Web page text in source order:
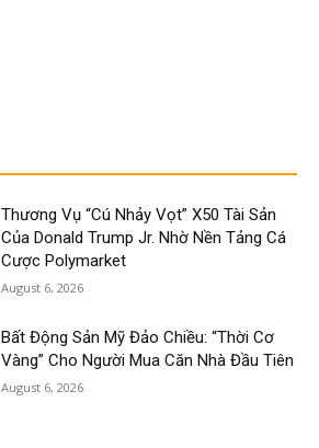
Thương Vụ “Cú Nhảy Vọt” X50 Tài Sản
Của Donald Trump Jr. Nhờ Nền Tảng Cá
Cược Polymarket
August 6, 2026
Bất Động Sản Mỹ Đảo Chiều: “Thời Cơ
Vàng” Cho Người Mua Căn Nhà Đầu Tiên
August 6, 2026